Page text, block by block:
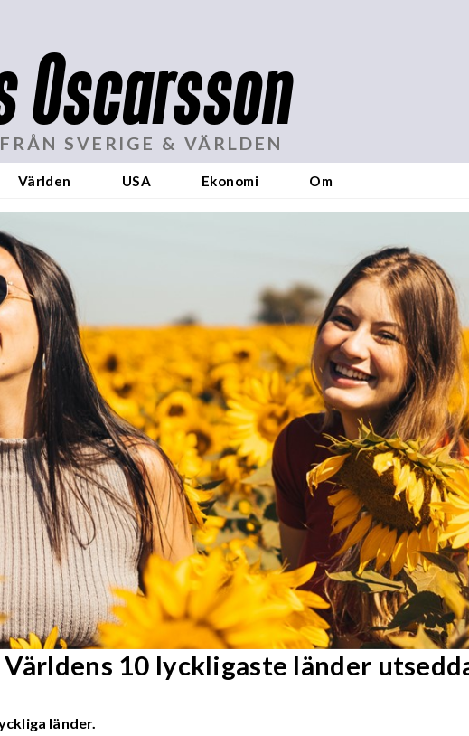
Oscarsson
SVERIGE & VÄRLDEN
Världen USA Ekonomi Om
Världens 10 lyckligaste länder
länder.